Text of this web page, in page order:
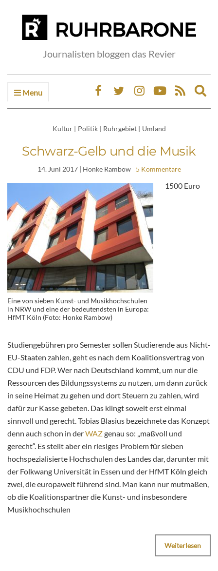
Journalisten bloggen das Revier
Menu
Kultur | Politik | Ruhrgebiet | Umland
Schwarz-Gelb und die Musik
14. Juni 2017| Honke Rambow 5 Kommentare
Eine von sieben Kunst- und Musikhochschulen
in NRW und eine der bedeutendsten in Europa:
HfMT Köln (Foto: Honke Rambow)
1500 Euro
Studiengebühren pro Semester sollen Studierende aus Nicht-
EU-Staaten zahlen, geht es nach dem Koalitionsvertrag von
CDU und FDP. Wer nach Deutschland kommt, um nur die
Ressourcen des Bildungssystems zu nutzen, um dann zurück
in seine Heimat zu gehen und dort Steuern zu zahlen, wird
dafür zur Kasse gebeten. Das klingt soweit erst einmal
sinnvoll und gerecht. Tobias Blasius bezeichnete das Konzept
denn auch schon in derWAZgenau so: „maßvoll und
gerecht“. Es stellt aber ein riesiges Problem für sieben
hochspezialisierte Hochschulen des Landes dar, darunter mit
der Folkwang Universität in Essen und der HfMT Köln gleich
zwei, die europaweit führend sind. Man kann nur mutmaßen,
ob die Koalitionspartner die Kunst- und insbesondere
Musikhochschulen
Weiterlesen